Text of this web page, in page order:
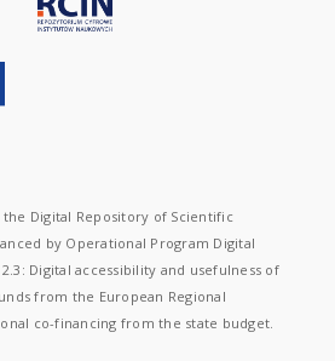
Digital Repository of Scientific
by Operational Program Digital
Digital accessibility and usefulness of
from the European Regional
co-financing from the state budget.